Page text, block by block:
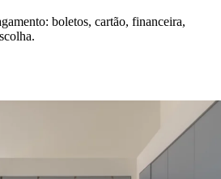
boletos, cartão, financeira,